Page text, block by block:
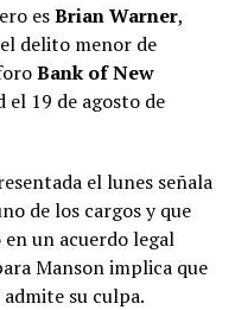
esBrian Warner,
delito menor de
Bank of New
el 19 de agosto de
el lunes señala
de los cargos y que
un acuerdo legal
Manson implica que
su culpa.